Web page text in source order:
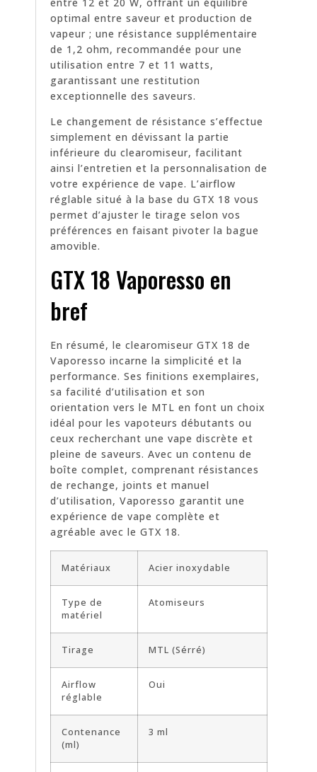
optimal entre saveur et production de
vapeur ; une résistance supplémentaire
de 1,2 ohm, recommandée pour une
utilisation entre 7 et 11 watts,
garantissant une restitution
exceptionnelle des saveurs.
Le changement de résistance s’effectue
simplement en dévissant la partie
inférieure du clearomiseur, facilitant
ainsi l’entretien et la personnalisation de
votre expérience de vape. L’airflow
réglable situé à la base du GTX 18 vous
permet d’ajuster le tirage selon vos
préférences en faisant pivoter la bague
amovible.
GTX 18 Vaporesso en
bref
En résumé, le clearomiseur GTX 18 de
Vaporesso incarne la simplicité et la
performance. Ses finitions exemplaires,
sa facilité d’utilisation et son
orientation vers le MTL en font un choix
idéal pour les vapoteurs débutants ou
ceux recherchant une vape discrète et
pleine de saveurs. Avec un contenu de
boîte complet, comprenant résistances
de rechange, joints et manuel
d’utilisation, Vaporesso garantit une
expérience de vape complète et
agréable avec le GTX 18.
Matériaux Acier inoxydable
Type de
matériel
Atomiseurs
Tirage MTL (Sérré)
Airflow
réglable
Oui
Contenance
(ml)
3 ml